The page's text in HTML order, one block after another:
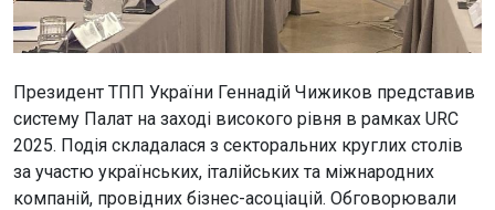
Президент ТПП України Геннадій Чижиков представив
систему Палат на заході високого рівня в рамках URC
2025. Подія складалася з секторальних круглих столів
за участю українських, італійських та міжнародних
компаній, провідних бізнес-асоціацій. Обговорювали